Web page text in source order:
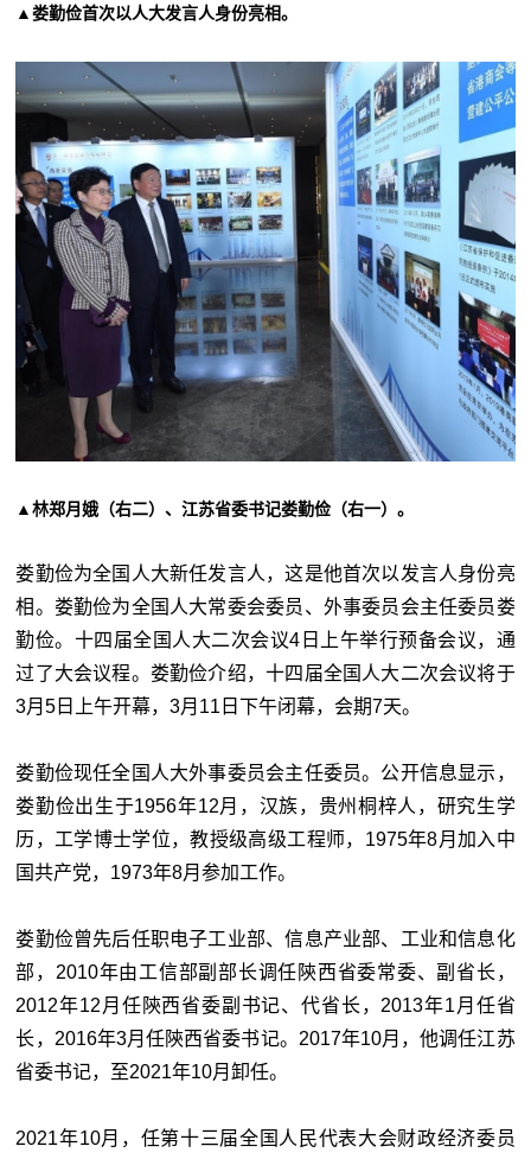
▲娄勤俭首次以人大发言人身份亮相。
▲林郑月娥（右二）、江苏省委书记娄勤俭（右一）。
娄勤俭为全国人大新任发言人，这是他首次以发言人身份亮
相。娄勤俭为全国人大常委会委员、外事委员会主任委员娄
勤俭。十四届全国人大二次会议4日上午举行预备会议，通
过了大会议程。娄勤俭介绍，十四届全国人大二次会议将于
3月5日上午开幕，3月11日下午闭幕，会期7天。
娄勤俭现任全国人大外事委员会主任委员。公开信息显示，
娄勤俭出生于1956年12月，汉族，贵州桐梓人，研究生学
历，工学博士学位，教授级高级工程师，1975年8月加入中
国共产党，1973年8月参加工作。
娄勤俭曾先后任职电子工业部、信息产业部、工业和信息化
部，2010年由工信部副部长调任陝西省委常委、副省长，
2012年12月任陝西省委副书记、代省长，2013年1月任省
长，2016年3月任陝西省委书记。2017年10月，他调任江苏
省委书记，至2021年10月卸任。
2021年10月，任第十三届全国人民代表大会财政经济委员